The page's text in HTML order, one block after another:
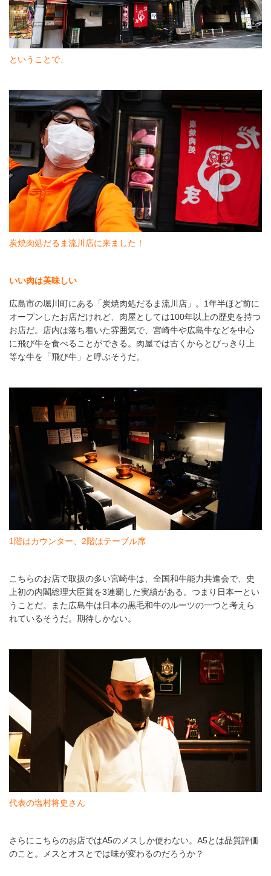
ということで、
炭焼肉処だるま流川店に来ました！
いい肉は美味しい
広島市の堀川町にある「炭焼肉処だるま流川店」。1年半ほど前に
オープンしたお店だけれど、肉屋としては100年以上の歴史を持つ
お店だ。店内は落ち着いた雰囲気で、宮崎牛や広島牛などを中心
に飛び牛を食べることができる。肉屋では古くからとびっきり上
等な牛を「飛び牛」と呼ぶそうだ。
1階はカウンター、2階はテーブル席
こちらのお店で取扱の多い宮崎牛は、全国和牛能力共進会で、史
上初の内閣総理大臣賞を3連覇した実績がある。つまり日本一とい
うことだ。また広島牛は日本の黒毛和牛のルーツの一つと考えら
れているそうだ。期待しかない。
代表の塩村将史さん
さらにこちらのお店ではA5のメスしか使わない。A5とは品質評価
のこと。メスとオスとでは味が変わるのだろうか？